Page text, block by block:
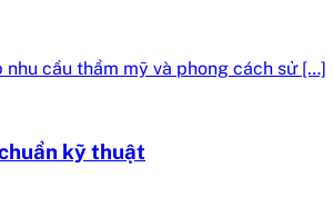
cầu thẩm mỹ và phong cách sử […]
kỹ thuật